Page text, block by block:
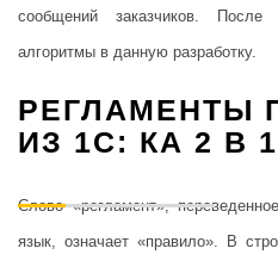
сообщений заказчиков.
алгоритмы в данную разработку.
РЕГЛАМЕНТЫ
ИЗ 1С: КА 2 В
Слово «регламент»,
язык, означает «правило». В